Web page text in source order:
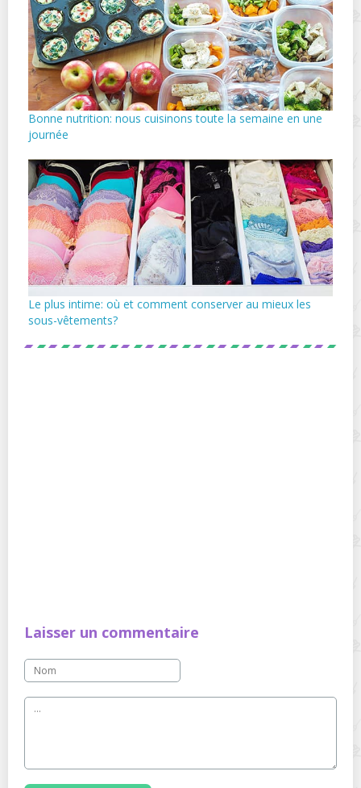
Bonne nutrition: nous cuisinons toute la semaine en une
journée
Le plus intime: où et comment conserver au mieux les
sous-vêtements?
Laisser un commentaire